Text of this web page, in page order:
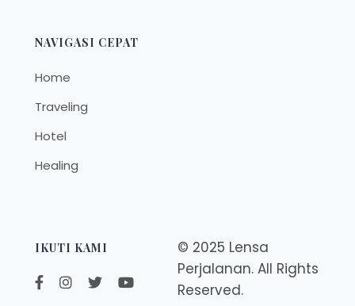
NAVIGASI CEPAT
Home
Traveling
Hotel
Healing
IKUTI KAMI
© 2025 Lensa
Perjalanan. All Rights
Reserved.